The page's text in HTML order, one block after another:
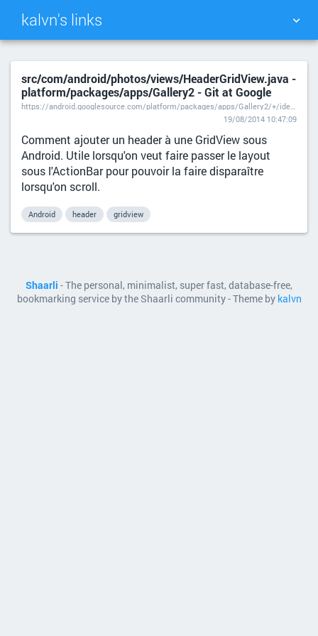
kalvn's links
TAG CLOUD PICTURE WALL
DAILY SEARCH
src/com/android/photos/views/HeaderGridView.java -
platform/packages/apps/Gallery2 - Git at Google
https://android.googlesource.com/platform/packages/apps/Gallery2/+/idea133/src/com/android/photos/views/HeaderGridView.java
19/08/2014 10:47:09
Comment ajouter un header à une GridView sous
Android. Utile lorsqu'on veut faire passer le layout
sous l'ActionBar pour pouvoir la faire disparaître
lorsqu'on scroll.
Android header gridview
Shaarli - The personal, minimalist, super fast, database-free,
bookmarking service by the Shaarli community - Theme by kalvn